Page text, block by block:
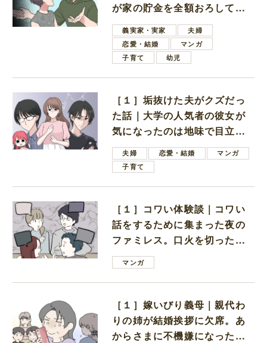
が家の貯金を全額おろしてほ
しいと言ってきた
義実家・実家
夫婦
恋愛・結婚
マンガ
子育て
幼児
［１］垢抜けた夫がクズだっ
た話｜大学の人気者の彼女が
気になったのは地味で目立た
ない男子学生
夫婦 恋愛・結婚
マンガ
子育て
［１］コワい体験談｜コワい
話をするために集まった夜の
ファミレス。口火を切ったの
は電車好きの男の子ママ
マンガ
［１］嫁いびり義母｜親代わ
りの姉が結婚挨拶に欠席。あ
からさまに不機嫌になった義